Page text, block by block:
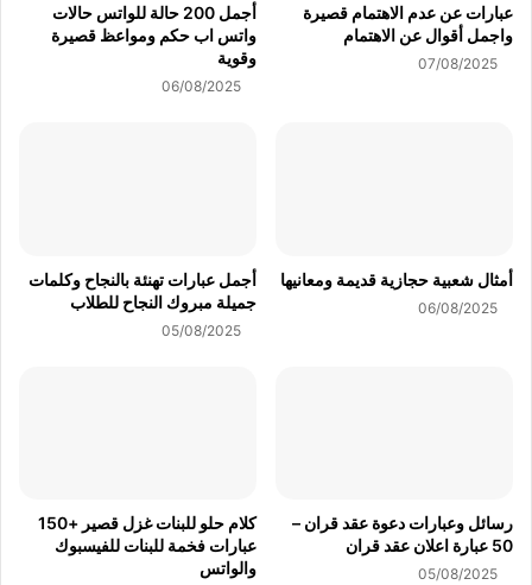
عبارات عن عدم الاهتمام قصيرة
واجمل أقوال عن الاهتمام
07/08/2025
أجمل 200 حالة للواتس حالات
واتس اب حكم ومواعظ قصيرة
وقوية
06/08/2025
أمثال شعبية حجازية قديمة ومعانيها
06/08/2025
أجمل عبارات تهنئة بالنجاح وكلمات
جميلة مبروك النجاح للطلاب
05/08/2025
رسائل وعبارات دعوة عقد قران –
50 عبارة اعلان عقد قران
05/08/2025
كلام حلو للبنات غزل قصير +150
عبارات فخمة للبنات للفيسبوك
والواتس